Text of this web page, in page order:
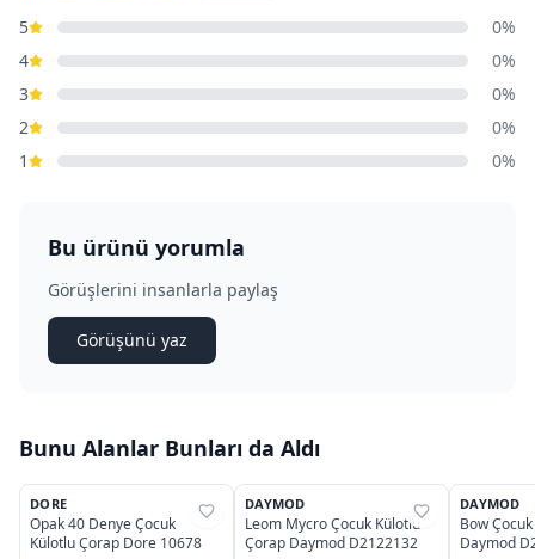
5
0%
4
0%
3
0%
2
0%
1
0%
Bu ürünü yorumla
Görüşlerini insanlarla paylaş
Görüşünü yaz
Bunu Alanlar Bunları da Aldı
%24
DORE
Opak 40 Denye Çocuk
Külotlu Çorap Dore 10678
%37
DAYMOD
Leom Mycro Çocuk Külotlu
Çorap Daymod D2122132
%37
DAYMOD
Bow
Daymod